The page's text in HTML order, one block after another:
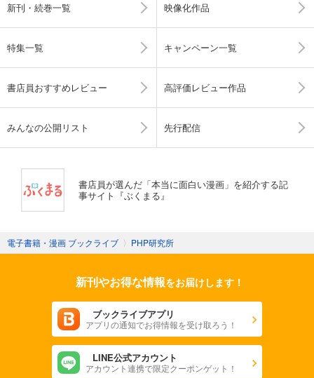
新刊・続巻一覧 映像化作品
特集一覧 キャンペーン一覧
書店員おすすめレビュー 高評価レビュー作品
みんなの公開リスト 先行配信
書店員が選んだ「本当に面白い漫画」を紹介する記
事サイト『ぶくまる』
電子書籍・漫画 ブックライブ 〉 PHP研究所
新刊やお得な情報をお届けします！
ブックライブアプリ
アプリの通知でお得情報を受け取ろう！
LINE公式アカウント
アカウント連携で限定クーポンゲット！